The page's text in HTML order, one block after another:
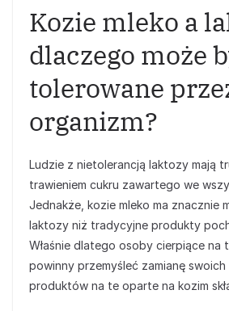
Kozie mleko a
dlaczego może
tolerowane
organizm?
Ludzie z nietolerancją laktozy mają
trawieniem cukru zawartego we
Jednakże, kozie mleko ma znacznie
laktozy niż tradycyjne produkty
Właśnie dlatego osoby cierpiące na
powinny przemyśleć zamianę
produktów na te oparte na kozim